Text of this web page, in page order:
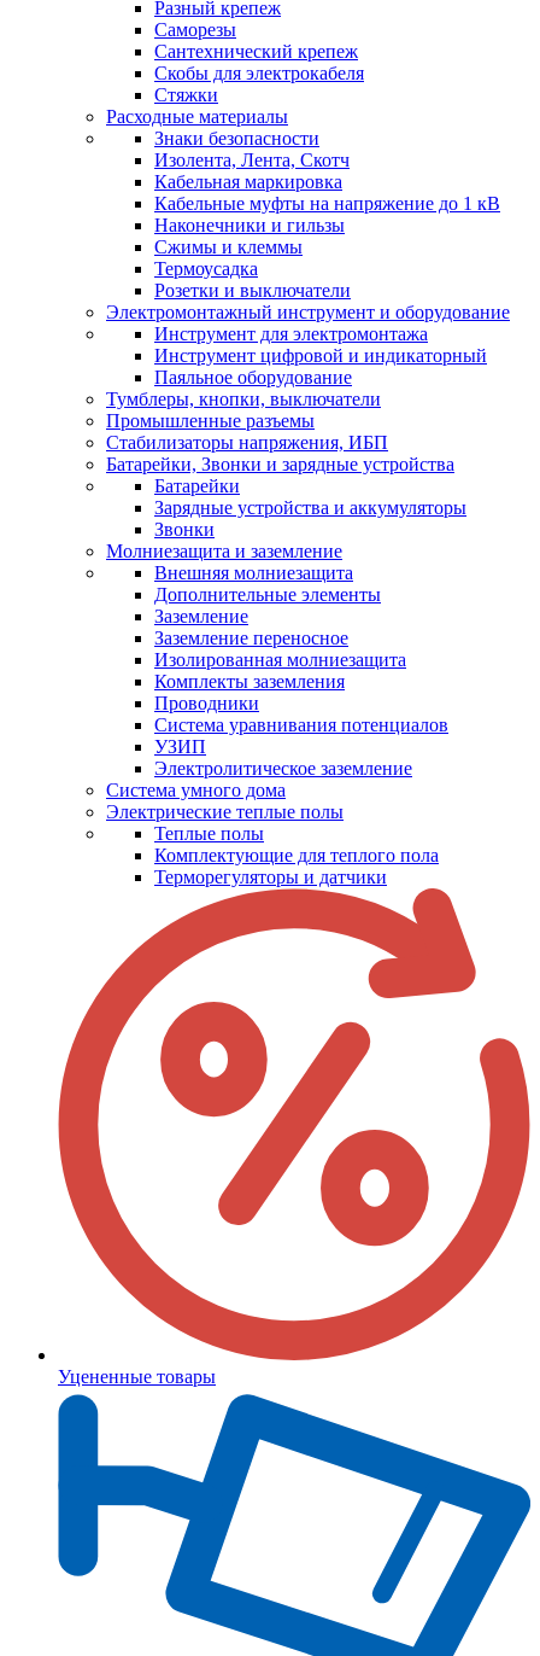
Разный крепеж
Саморезы
Сантехнический крепеж
Скобы для электрокабеля
Стяжки
Расходные материалы
Знаки безопасности
Изолента, Лента, Скотч
Кабельная маркировка
Кабельные муфты на напряжение до 1 кВ
Наконечники и гильзы
Сжимы и клеммы
Термоусадка
Розетки и выключатели
Электромонтажный инструмент и оборудование
Инструмент для электромонтажа
Инструмент цифровой и индикаторный
Паяльное оборудование
Тумблеры, кнопки, выключатели
Промышленные разъемы
Стабилизаторы напряжения, ИБП
Батарейки, Звонки и зарядные устройства
Батарейки
Зарядные устройства и аккумуляторы
Звонки
Молниезащита и заземление
Внешняя молниезащита
Дополнительные элементы
Заземление
Заземление переносное
Изолированная молниезащита
Комплекты заземления
Проводники
Система уравнивания потенциалов
УЗИП
Электролитическое заземление
Система умного дома
Электрические теплые полы
Теплые полы
Комплектующие для теплого пола
Терморегуляторы и датчики
Уцененные товары